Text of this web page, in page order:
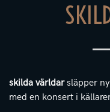
skilda världarsläpper
med en konsert i